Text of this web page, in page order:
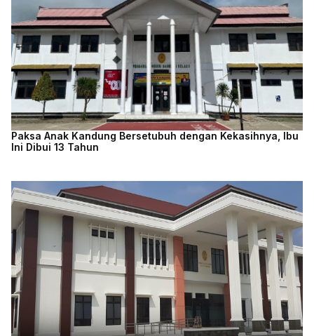
Paksa Anak Kandung Bersetubuh dengan Kekasihnya, Ibu
Ini Dibui 13 Tahun